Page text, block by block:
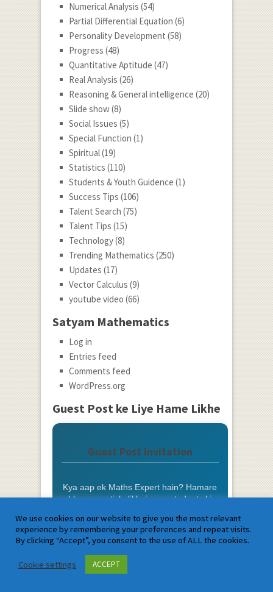
Numerical Analysis (54)
Partial Differential Equation (6)
Personality Development (58)
Progress (48)
Quantitative Aptitude (47)
Real Analysis (26)
Reasoning & General intelligence (20)
Slide show(8)
Social Issues (5)
Special Function (1)
Spiritual(19)
Statistics (110)
Students & Youth Guidence (1)
Success Tips (106)
Talent Search (75)
Talent Tips (15)
Technology(8)
Trending Mathematics (250)
Updates (17)
Vector Calculus (9)
youtube video (66)
Satyam Mathematics
Log in
Entries feed
Comments feed
WordPress.org
Guest Post ke Liye Hame Likhe
Guest Post Invitation
Kya aap ek Maths Expert hain? Hamare
blog par article likhein aur students ki
Photo aur Bio ke saath Credit
Do-Follow Backlink
We use cookies on our website to give you the most relevant
experience by remembering your preferences and repeat visits.
By clicking “Accept”, you consent to the use of ALL the cookies.
Cookie settings ACCEPT